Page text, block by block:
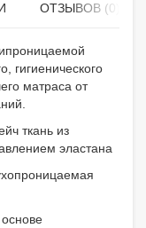
ОТЗЫВОВ (0)
гигиенического
матраса от
ткань из
эластана